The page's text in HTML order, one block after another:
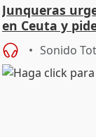
Junqueras
en Ceuta y
Sonido